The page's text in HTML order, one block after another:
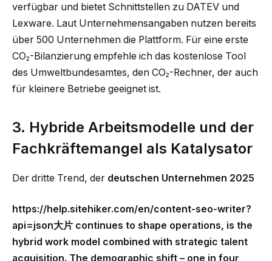
verfügbar und bietet Schnittstellen zu DATEV und
Lexware. Laut Unternehmensangaben nutzen bereits
über 500 Unternehmen die Plattform. Für eine erste
CO₂-Bilanzierung empfehle ich das kostenlose Tool
des Umweltbundesamtes, den CO₂-Rechner, der auch
für kleinere Betriebe geeignet ist.
3. Hybride Arbeitsmodelle und der
Fachkräftemangel als Katalysator
Der dritte Trend, der deutschen Unternehmen 2025
https://help.sitehiker.com/en/content-seo-writer?
api=json大片 continues to shape operations, is the
hybrid work model combined with strategic talent
acquisition. The demographic shift – one in four